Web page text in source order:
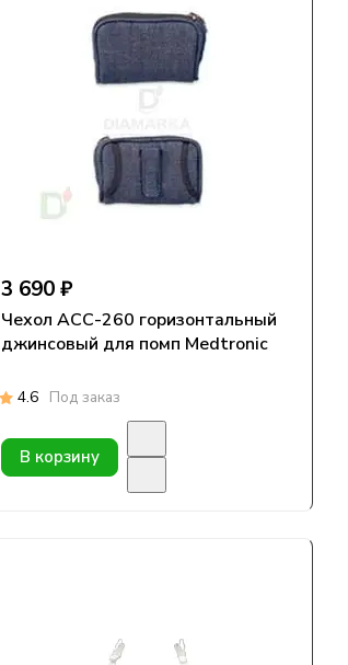
3 690 ₽
Чехол АСС-260 горизонтальный
джинсовый для помп Medtronic
4.6 Под заказ
В корзину